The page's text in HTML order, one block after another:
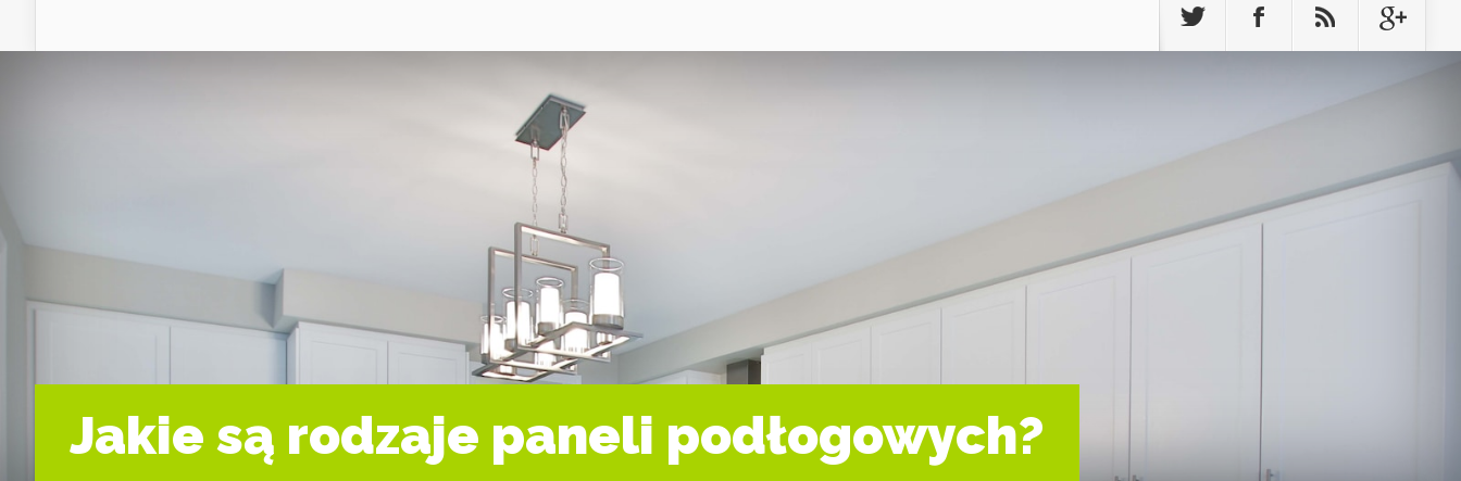
Jakie są rodzaje paneli podłogowych?